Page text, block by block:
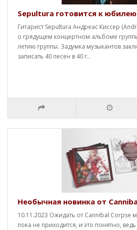
Sepultura готовится к юбилею
Гитарист Sepultura Андреас Киссер
о грядущем концертном альбоме
летию группы. Задумка музыкантов
записать 40 песен в 40 г..
Необычная новинка от
10.11.2023 Ожидать от Cannibal Corpse
пока не приходится, и это понятно,